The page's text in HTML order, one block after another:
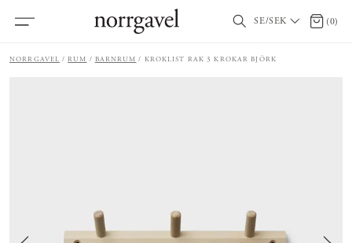
SE/SEK 0 (0)
NORRGAVEL RUM BARNRUM KROKLIST RAK 3 KROKAR BJÖRK